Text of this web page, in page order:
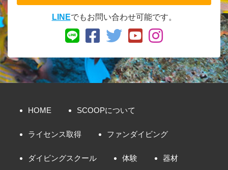
LINEでもお問い合わせ可能です。
HOME SCOOPについて
ライセンス取得 ファンダイビング
ダイビングスクール 体験 器材